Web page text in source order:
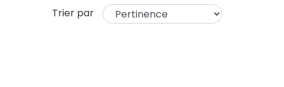
Trier par